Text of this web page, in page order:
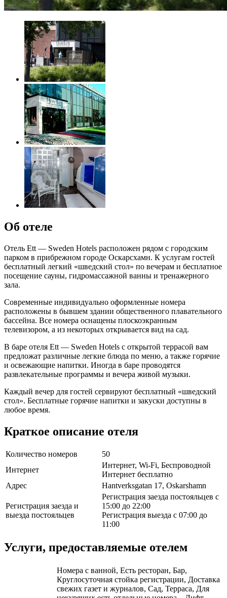
Об отеле
Отель Ett — Sweden Hotels расположен рядом с городским
парком в прибрежном городе Оскарсхамн. К услугам гостей
бесплатный легкий «шведский стол» по вечерам и бесплатное
посещение сауны, гидромассажной ванны и тренажерного
зала.
Современные индивидуально оформленные номера
расположены в бывшем здании общественного плавательного
бассейна. Все номера оснащены плоскоэкранным
телевизором, а из некоторых открывается вид на сад.
В баре отеля Ett — Sweden Hotels с открытой террасой вам
предложат различные легкие блюда по меню, а также горячие
и освежающие напитки. Иногда в баре проводятся
развлекательные программы и вечера живой музыки.
Каждый вечер для гостей сервируют бесплатный «шведский
стол». Бесплатные горячие напитки и закуски доступны в
любое время.
Краткое описание отеля
Количество номеров
50
Интернет
Интернет, Wi-Fi, Беспроводной
Интернет бесплатно
Адрес
Hantverksgatan 17, Oskarshamn
Регистрация заезда и
выезда постояльцев
Регистрация заезда постояльцев с
15:00 до 22:00
Регистрация выезда с 07:00 до
11:00
Услуги, предоставляемые отелем
Номера с ванной, Есть ресторан, Бар,
Круглосуточная стойка регистрации, Доставка
свежих газет и журналов, Сад, Терраса, Для